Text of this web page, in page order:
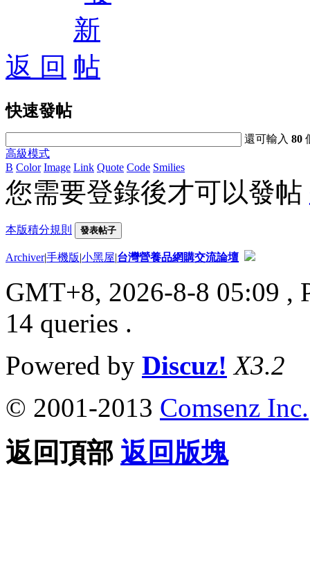
返 回
快速發帖
還可輸入80
高級模式
B Color Image Link Quote Code Smilies
您需要登錄後才可以發帖
本版積分規則 發表帖子
Archiver|手機版|小黑屋|台灣營養品網購交流論壇
GMT+8, 2026-8-8 05:09 ,
14 queries .
Powered by Discuz! X3.2
© 2001-2013 Comsenz Inc.
返回頂部 返回版塊